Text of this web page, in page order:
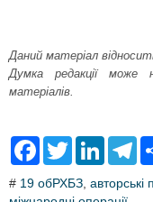
Даний матеріал
Думка редакції може
матеріалів.
F
e
T
t
L
k
T
e
# 19 обРХБЗ авторські